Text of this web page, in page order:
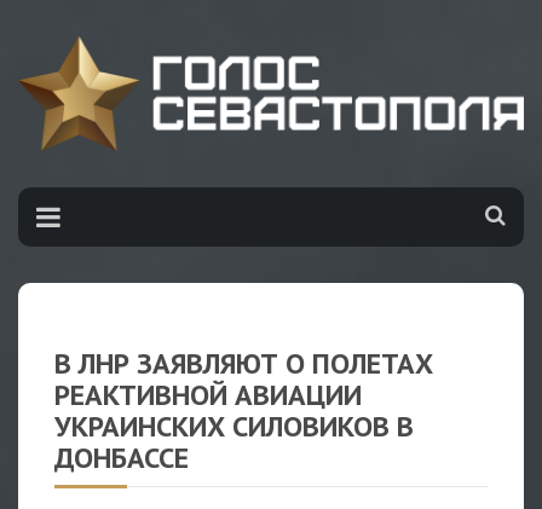
В ЛНР ЗАЯВЛЯЮТ О ПОЛЕТАХ
РЕАКТИВНОЙ АВИАЦИИ
УКРАИНСКИХ СИЛОВИКОВ В
ДОНБАССЕ